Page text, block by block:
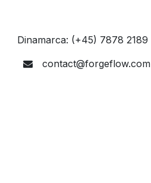
Dinamarca: (+45) 7878 2189
contact@forgeflow.com